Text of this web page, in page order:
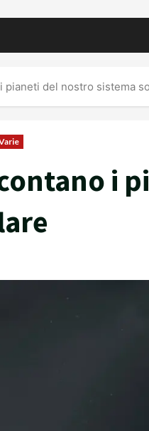
pianeti del nostro sistema
i